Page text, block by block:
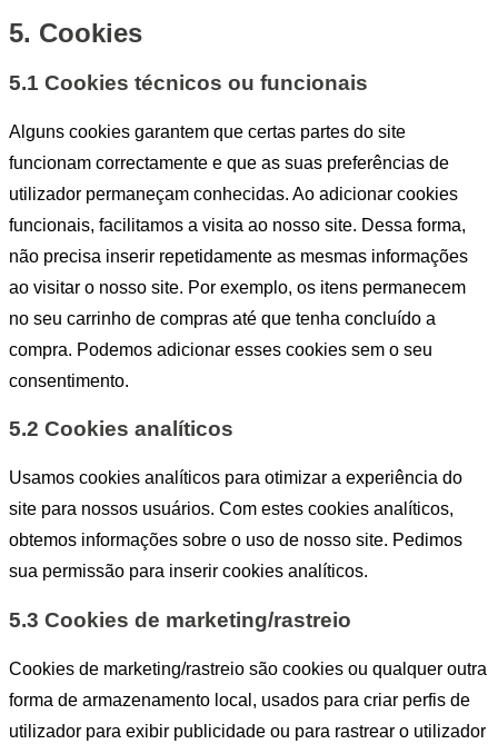
5. Cookies
5.1 Cookies técnicos ou funcionais
Alguns cookies garantem que certas partes do site
funcionam correctamente e que as suas preferências de
utilizador permaneçam conhecidas. Ao adicionar cookies
funcionais, facilitamos a visita ao nosso site. Dessa forma,
não precisa inserir repetidamente as mesmas informações
ao visitar o nosso site. Por exemplo, os itens permanecem
no seu carrinho de compras até que tenha concluído a
compra. Podemos adicionar esses cookies sem o seu
consentimento.
5.2 Cookies analíticos
Usamos cookies analíticos para otimizar a experiência do
site para nossos usuários. Com estes cookies analíticos,
obtemos informações sobre o uso de nosso site. Pedimos
sua permissão para inserir cookies analíticos.
5.3 Cookies de marketing/rastreio
Cookies de marketing/rastreio são cookies ou qualquer outra
forma de armazenamento local, usados para criar perfis de
utilizador para exibir publicidade ou para rastrear o utilizador